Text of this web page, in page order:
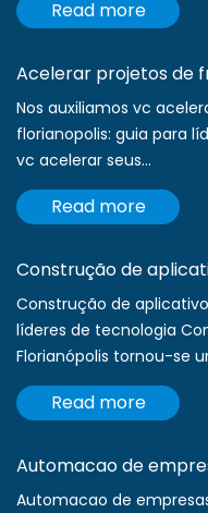
Read more
Acelerar projetos de
Nos auxiliamos vc
florianopolis: guia para
vc acelerar seus...
Read more
Construção de
Construção de
líderes de tecnologia
Florianópolis tornou-se
Read more
Automacao de
Automacao de